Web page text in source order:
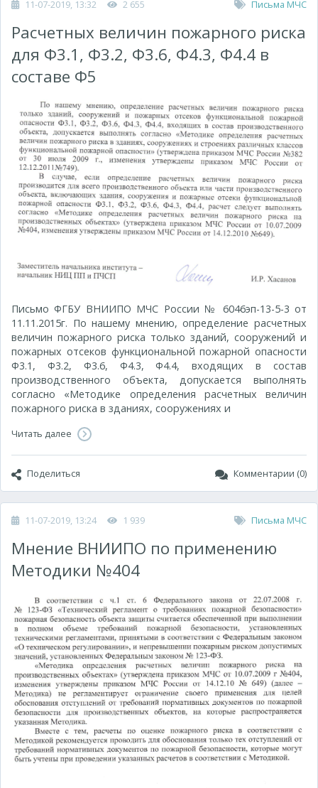
11-07-2019, 13:32 2 655 Письма МЧС
Расчетных величин пожарного риска
для Ф3.1, Ф3.2, Ф3.6, Ф4.3, Ф4.4 в
составе Ф5
Письмо ФГБУ ВНИИПО МЧС России № 6046эп-13-5-3 от
11.11.2015г. По нашему мнению, определение расчетных
величин пожарного риска только зданий, сооружений и
пожарных отсеков функциональной пожарной опасности
Ф3.1, Ф3.2, Ф3.6, Ф4.3, Ф4.4, входящих в состав
производственного объекта, допускается выполнять
согласно «Методике определения расчетных величин
пожарного риска в зданиях, сооружениях и
Читать далее
Поделиться Комментарии (0)
11-07-2019, 13:24 1 939 Письма МЧС
Мнение ВНИИПО по применению
Методики №404